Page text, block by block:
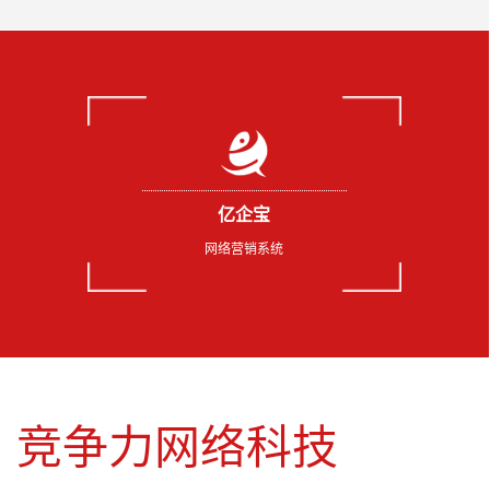
亿企宝
网络营销系统
竞争力网络科技